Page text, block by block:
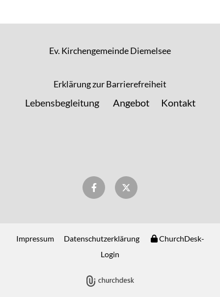
Ev. Kirchengemeinde Diemelsee
Erklärung zur Barrierefreiheit
Lebensbegleitung Angebot Kontakt
Impressum Datenschutzerklärung
ChurchDesk-
Login